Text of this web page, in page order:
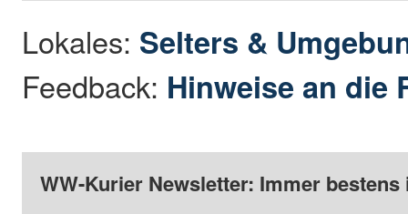
Lokales: Selters &
Feedback: Hinweise an die
WW-Kurier Newsletter: Immer